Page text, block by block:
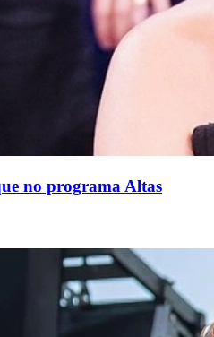
no programa Altas